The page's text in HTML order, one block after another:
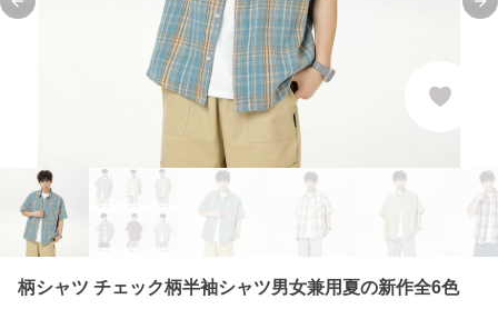
Previous slide
柄シャツ チェック柄半袖シャツ男女兼用夏の新作全6色